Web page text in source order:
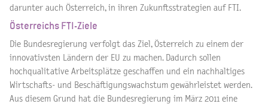
darunter auch Österreich, in ihren Zukunftsstrategien auf FTI.
Österreichs FTI-Ziele
Die Bundesregierung verfolgt das Ziel, Österreich zu einem der
innovativsten Ländern der EU zu machen. Dadurch sollen
hochqualitative Arbeitsplätze geschaffen und ein nachhaltiges
Wirtschafts- und Beschäftigungswachstum gewährleistet werden.
Aus diesem Grund hat die Bundesregierung im März 2011 eine